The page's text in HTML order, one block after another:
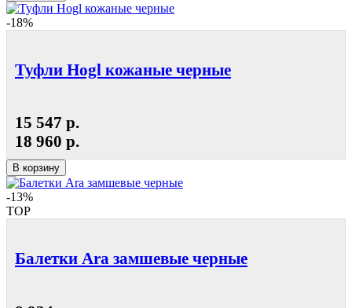
-18%
Туфли Hogl кожаные черные
15 547 р.
18 960 р.
В корзину
-13%
TOP
Балетки Ara замшевые черные